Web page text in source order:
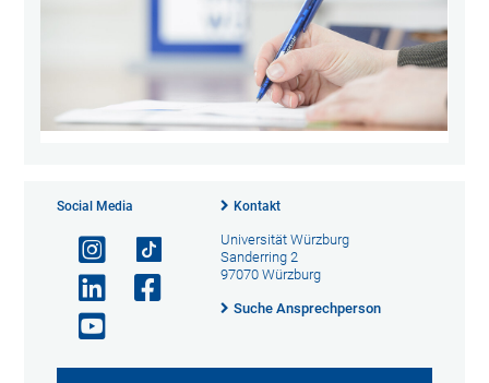
Social Media Kontakt
Universität Würzburg
Sanderring 2
97070 Würzburg
Suche Ansprechperson